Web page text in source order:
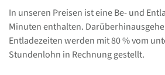
In unseren Preisen ist eine Be- und
Minuten enthalten.
Entladezeiten werden mit 80 % vom
Stundenlohn in Rechnung gestellt.